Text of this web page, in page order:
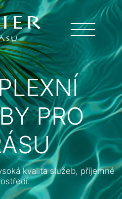
PRO
kvalita služeb, příjemné